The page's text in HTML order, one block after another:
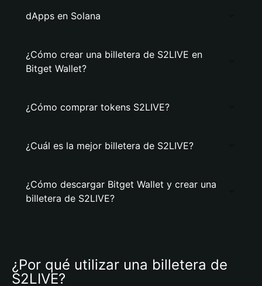
dApps en Solana
¿Cómo crear una billetera de S2LIVE en
Bitget Wallet?
¿Cómo comprar tokens S2LIVE?
¿Cuál es la mejor billetera de S2LIVE?
¿Cómo descargar Bitget Wallet y crear una
billetera de S2LIVE?
¿Por qué utilizar una billetera de
S2LIVE?